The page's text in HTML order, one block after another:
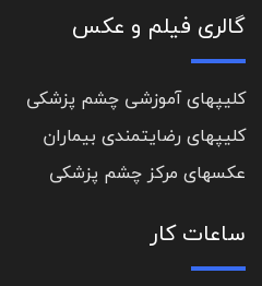
گالری فیلم و عکس
کلیپهای آموزشی چشم پزشکی
کلیپهای رضایتمندی بیماران
عکسهای مرکز چشم پزشکی
ساعات کار